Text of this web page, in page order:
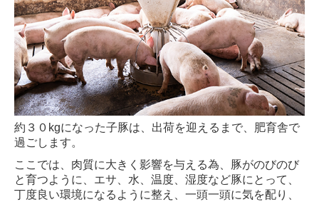
約３０kgになった子豚は、出荷を迎えるまで、肥育舎で
過ごします。
ここでは、肉質に大きく影響を与える為、豚がのびのび
と育つように、 エサ、水、温度、湿度など豚にとって、
丁度良い環境になるように整え、 一頭一頭に気を配り、